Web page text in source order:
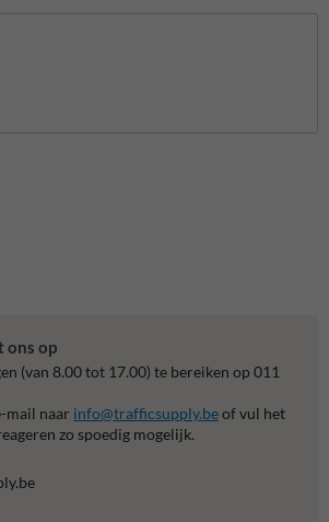
ons op
(van 8.00 tot 17.00) te bereiken op 011
mail naar info@trafficsupply.beof vul het
zo spoedig mogelijk.